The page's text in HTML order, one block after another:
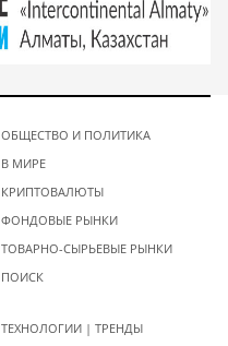
ОБЩЕСТВО И ПОЛИТИКА
В МИРЕ
КРИПТОВАЛЮТЫ
ФОНДОВЫЕ РЫНКИ
ТОВАРНО-СЫРЬЕВЫЕ РЫНКИ
ПОИСК
ТЕХНОЛОГИИ | ТРЕНДЫ